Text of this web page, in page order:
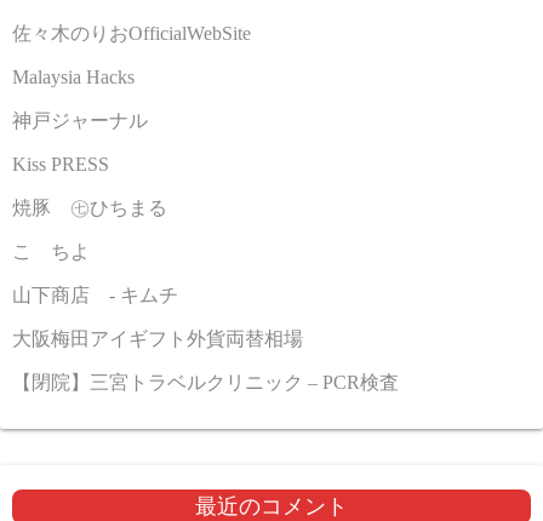
佐々木のりおOfficialWebSite
Malaysia Hacks
神戸ジャーナル
Kiss PRESS
焼豚 ㊆ひちまる
こゝちよ
山下商店 - キムチ
大阪梅田アイギフト外貨両替相場
【閉院】三宮トラベルクリニック – PCR検査
最近のコメント